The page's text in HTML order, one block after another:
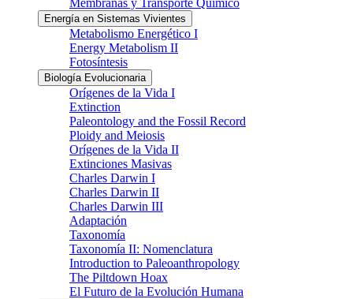
Energía en Sistemas Vivientes
Metabolismo Energético I
Energy Metabolism II
Fotosíntesis
Biología Evolucionaria
Orígenes de la Vida I
Extinction
Paleontology and the Fossil Record
Ploidy and Meiosis
Orígenes de la Vida II
Extinciones Masivas
Charles Darwin I
Charles Darwin II
Charles Darwin III
Adaptación
Taxonomía
Taxonomía II: Nomenclatura
Introduction to Paleoanthropology
The Piltdown Hoax
El Futuro de la Evolución Humana